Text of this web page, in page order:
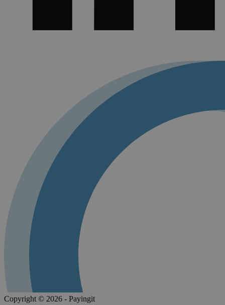
Copyright © 2026 - Payingit